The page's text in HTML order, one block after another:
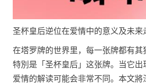
圣杯皇后逆位在爱情中的意义及未来
在塔罗牌的世界里，每一张牌都有其
特別是「圣杯皇后」这张牌。当它出
爱情的解读可能会非常不同。本文將